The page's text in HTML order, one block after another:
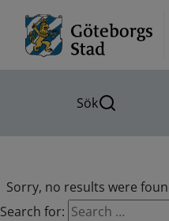
Sök
Sorry, no results were
Search for: